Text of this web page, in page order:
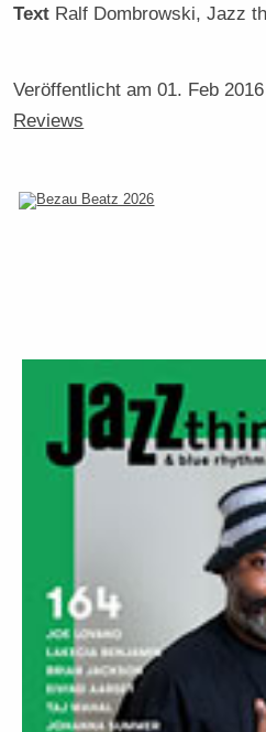
Text Ralf Dombrowski, Jazz
Veröffentlicht am01. Feb
Reviews